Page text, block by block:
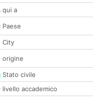
qui a
Paese
City
origine
Stato civile
livello accademico